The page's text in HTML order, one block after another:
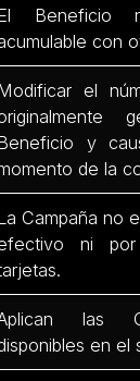
Beneficio
con
el
y
de la
Campaña no
ni
las
en el